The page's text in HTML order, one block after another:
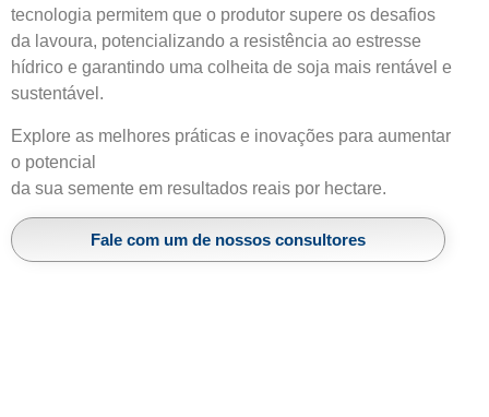
tecnologia permitem que o produtor supere os desafios
da lavoura, potencializando a resistência ao estresse
hídrico e garantindo uma colheita de soja mais rentável e
sustentável.
Explore as melhores práticas e inovações para aumentar
o potencial
da sua semente em resultados reais por hectare.
Fale com um de nossos consultores